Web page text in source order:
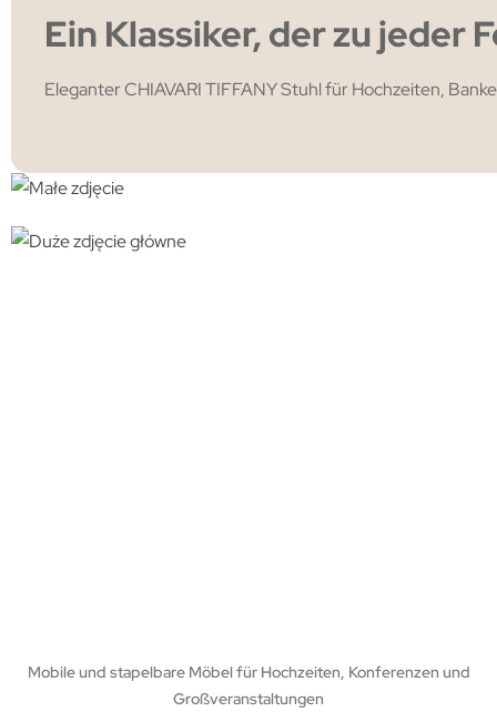
Ein Klassiker, der zu jeder
Eleganter CHIAVARI TIFFANY Stuhl für Hochzeiten,
Mobile und stapelbare Möbel für Hochzeiten, Konferenzen und
Großveranstaltungen